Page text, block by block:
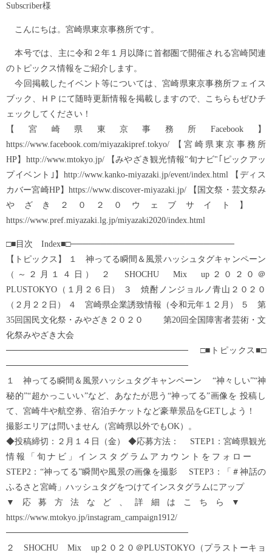
Subscriber様
こんにちは。宮崎県東京事務所です。
本号では、主に令和２年１月以降に首都圏で開催される宮崎関連
のトピックス情報をご紹介します。
今回掲載したイベント等については、宮崎県東京事務所フェイス
ブック、ＨＰにて随時更新情報を掲載しますので、こちらもぜひチ
ェックしてください！
【宮崎県東京事務所Facebook】
https://www.facebook.com/miyazakipref.tokyo/ 【宮崎県東京事務所
HP】http://www.mtokyo.jp/ 【みやざき観光情報"旬ナビ"｢ピックアッ
プイベント｣】http://www.kanko-miyazaki.jp/event/index.html 【ディス
カバー宮崎HP】https://www.discover-miyazaki.jp/ 【国文祭・芸文祭み
やざき２０２０ウェブサイト】
https://www.pref.miyazaki.lg.jp/miyazaki2020/index.html
□■目次 Index■□───────────────────────────
【トピックス】 １ 神ってる瞬間＆風景ハッシュタグキャンペーン
（～２月１４日） ２ SHOCHU Mix up２０２０＠
PLUSTOKYO（１月２６日） ３ 焼酎ノンジョルノ青山２０２０
（２月２２日） ４ 宮崎県企業誘致情報（令和元年１２月） ５ 第
35回国民文化祭・みやざき２０２０ 第20回全国障害者芸術・文
化祭みやざき大会
────────────────────────────── □■トピックス■□
──────────────────────────────
１ 神ってる瞬間＆風景ハッシュタグキャンペーン “神々しい”“神
秘的”“超かっこいい”など、あなたが思う“神ってる”画像を 投稿し
て、宮崎牛や航空券、宿泊チケットなど豪華景品をGETしよう！
撮影エリアは問いません（宮崎県以外でもOK）。
◆投稿締切：２月１４日（金） ◆応募方法： STEP1：宮崎県観光
情報「旬ナビ」インスタグラムアカウントをフォロー
STEP2：“神ってる”瞬間や風景の画像を撮影 STEP3：「＃神話の
ふるさと宮崎」ハッシュタグをつけてインスタグラムにアップ
▼応募方法など、詳細はこちら▼
https://www.mtokyo.jp/instagram_campaign1912/
──────────────────────────────
２ SHOCHU Mix up２０２０＠PLUSTOKYO（プラストーキョ